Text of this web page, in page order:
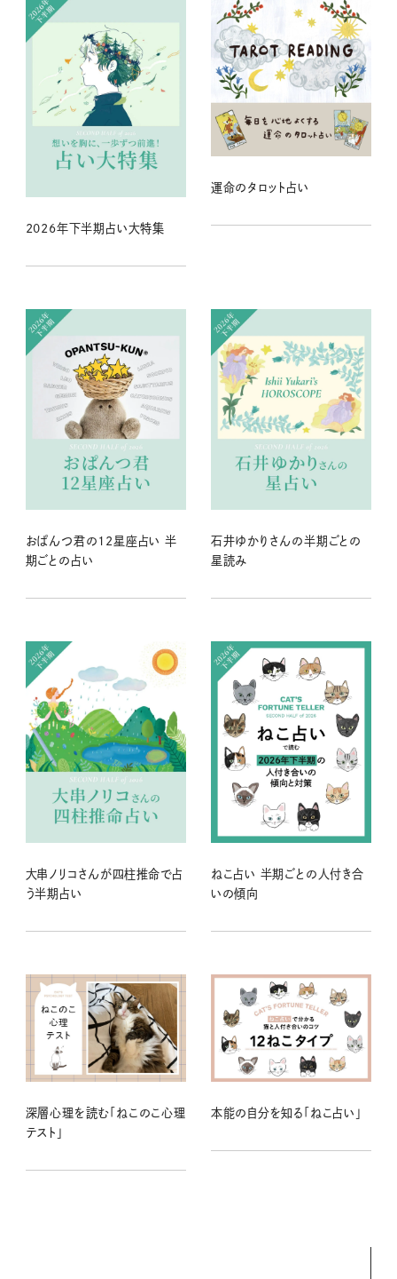
2026年下半期占い大特集
運命のタロット占い
おぱんつ君の12星座占い 半
期ごとの占い
石井ゆかりさんの半期ごとの
星読み
大串ノリコさんが四柱推命で占
う半期占い
ねこ占い 半期ごとの人付き合
いの傾向
深層心理を読む「ねこのこ心理
テスト」
本能の自分を知る「ねこ占い」